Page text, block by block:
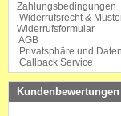
Zahlungsbedingungen
Widerrufsrecht &
Widerrufsformular
AGB
Privatsphäre und
Callback Service
Kundenbewertungen